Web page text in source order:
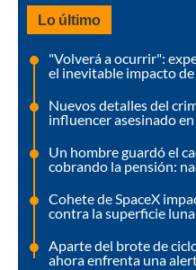
Lo último
"Volverá a ocurrir":
el inevitable impacto
Nuevos detalles del
influencer asesinado
Un hombre guardó el
cobrando la pensión:
Cohete de SpaceX
contra la superficie
Aparte del brote de
ahora enfrenta una